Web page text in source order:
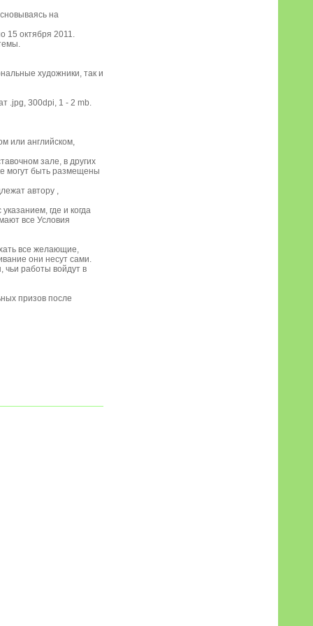
на
15 октября 2011.
художники, так и
.jpg, 300dpi, 1 - 2 mb.
или английском,
зале, в других
могут быть размещены
автору ,
где и когда
все Условия
все желающие,
они несут сами.
чьи работы войдут в
призов после